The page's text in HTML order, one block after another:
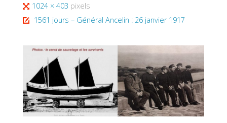
Full
size
1024 × 403 pixels
1561 jours – Général Ancelin : 26 janvier 1917